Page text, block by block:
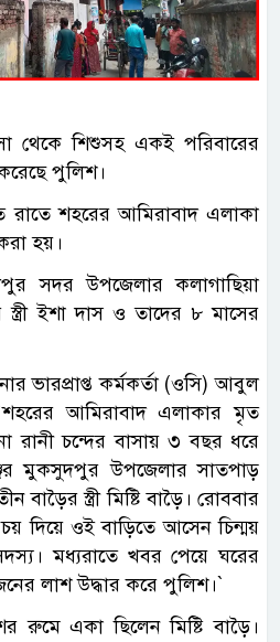
থেকে শিশুসহ একই পরিবারের
পুলিশ।
রাতে শহরের আমিরাবাদ এলাকা
হয়।
সদর উপজেলার কলাগাছিয়া
ইশা দাস ও তাদের ৮ মাসের
ভারপ্রাপ্ত কর্মকর্তা (ওসি) আবুল
আমিরাবাদ এলাকার মৃত
রানী চন্দের বাসায় ৩ বছর ধরে
মুকসুদপুর উপজেলার সাতপাড়
বাড়ৈর স্ত্রী মিষ্টি বাড়ৈ। রোববার
দিয়ে ওই বাড়িতে আসেন চিন্ময়
মধ্যরাতে খবর পেয়ে ঘরের
লাশ উদ্ধার করে পুলিশ।‍‍`
রুমে একা ছিলেন মিষ্টি বাড়ৈ।